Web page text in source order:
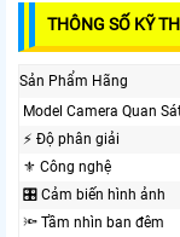
THÔNG SỐ KỸ
Sản Phẩm Hãng
Model Camera Quan
️⚡ Độ phân giải
⚜️ Công nghệ
🎛 Cảm biến hình ảnh
🔦 Tầm nhìn ban đêm